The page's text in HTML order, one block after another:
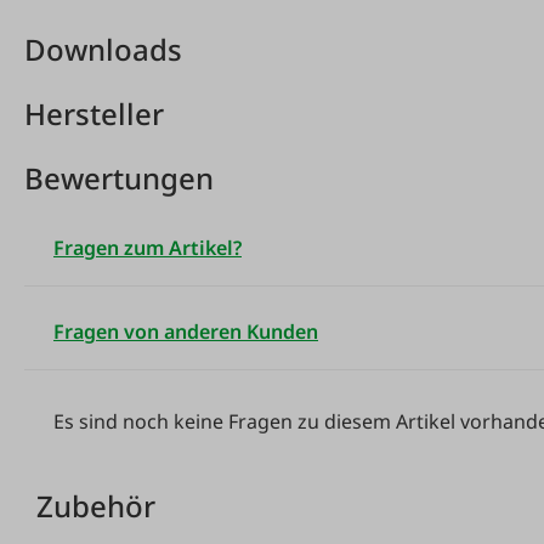
Downloads
Hersteller
Bewertungen
Fragen zum Artikel?
Fragen von anderen Kunden
Es sind noch keine Fragen zu diesem Artikel
Zubehör